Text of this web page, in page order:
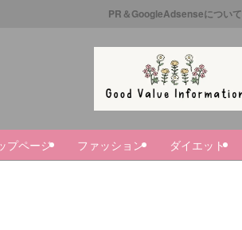
PR＆GoogleAdsenseについて
プページ ファッション ダイエット